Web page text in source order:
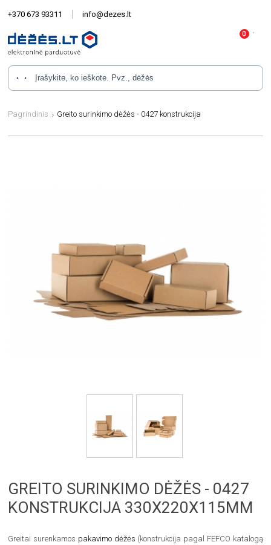
+370 673 93311 info@dezes.lt
Pagrindinis Greito surinkimo dėžės - 0427 konstrukcija
GREITO SURINKIMO DĖŽĖS - 0427
KONSTRUKCIJA 330X220X115MM
Greitai surenkamos pakavimo dėžės (konstrukcija pagal FEFCO katalogą